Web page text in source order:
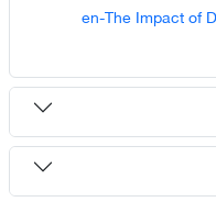
4-en-The Impact